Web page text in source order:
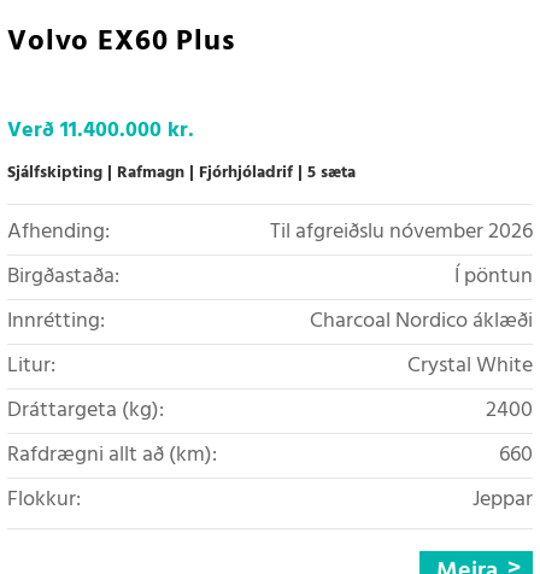
Volvo EX60 Plus
Verð11.400.000 kr.
Sjálfskipting Rafmagn Fjórhjóladrif 5 sæta
Afhending:
Til afgreiðslu nóvember 2026
Birgðastaða:
Í pöntun
Innrétting:
Charcoal Nordico áklæði
Litur:
Crystal White
Dráttargeta (kg):
2400
Rafdrægni allt að (km):
660
Flokkur:
Jeppar